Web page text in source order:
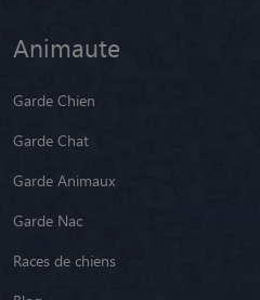
Animaute
Garde Chien
Garde Chat
Garde Animaux
Garde Nac
Races de chiens